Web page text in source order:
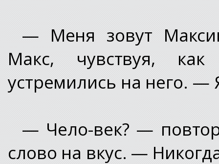
— Меня зовут
Макс, чувствуя,
устремились на него.
— Чело-век? —
слово на вкус. —